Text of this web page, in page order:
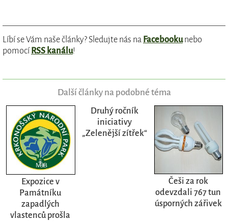
Líbí se Vám naše články? Sledujte nás na Facebookunebo
pomocíRSS kanálu!
Další články na podobné téma
Expozice v
Památníku
zapadlých
vlastenců prošla
Druhý ročník
iniciativy
„Zelenější zítřek“
Češi za rok
odevzdali 767 tun
úsporných zářivek